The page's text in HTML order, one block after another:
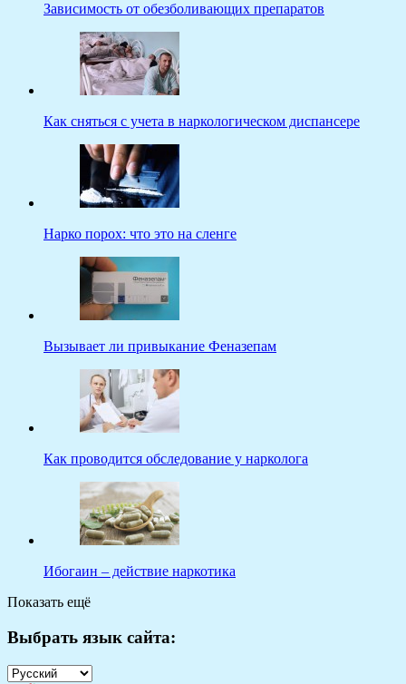
Зависимость от обезболивающих препаратов
Как сняться с учета в наркологическом диспансере
Нарко порох: что это на сленге
Вызывает ли привыкание Феназепам
Как проводится обследование у нарколога
Ибогаин – действие наркотика
Показать ещё
Выбрать язык сайта: